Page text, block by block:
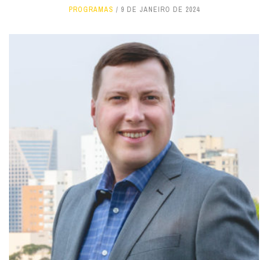
PROGRAMAS 9 DE JANEIRO DE 2024